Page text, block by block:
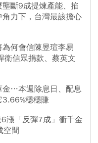
斷9成提煉產能、掐
力下，台灣最該擔心
何會信陳昱瑄李易
衛信眾捐款、蔡英文
金…本週除息日、配息
3.66%穩穩賺
漲「反彈7成」衝千金
空間